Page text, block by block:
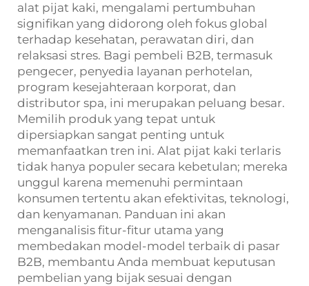
alat pijat kaki, mengalami pertumbuhan
signifikan yang didorong oleh fokus global
terhadap kesehatan, perawatan diri, dan
relaksasi stres. Bagi pembeli B2B, termasuk
pengecer, penyedia layanan perhotelan,
program kesejahteraan korporat, dan
distributor spa, ini merupakan peluang besar.
Memilih produk yang tepat untuk
dipersiapkan sangat penting untuk
memanfaatkan tren ini. Alat pijat kaki terlaris
tidak hanya populer secara kebetulan; mereka
unggul karena memenuhi permintaan
konsumen tertentu akan efektivitas, teknologi,
dan kenyamanan. Panduan ini akan
menganalisis fitur-fitur utama yang
membedakan model-model terbaik di pasar
B2B, membantu Anda membuat keputusan
pembelian yang bijak sesuai dengan